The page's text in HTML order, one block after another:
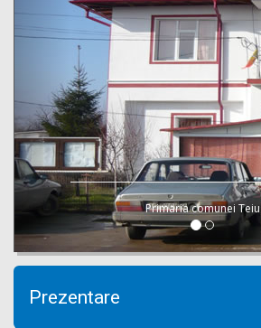
Primaria comunei Teiu
Prezentare